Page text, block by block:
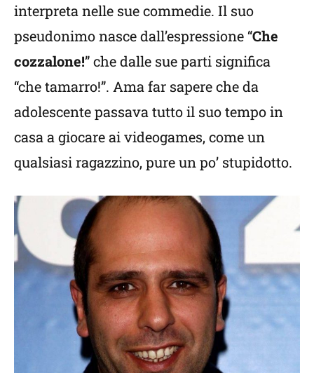
interpreta nelle sue commedie. Il suo
pseudonimo nasce dall’espressione “Che
cozzalone!” che dalle sue parti significa
“che tamarro!”. Ama far sapere che da
adolescente passava tutto il suo tempo in
casa a giocare ai videogames, come un
qualsiasi ragazzino, pure un po’ stupidotto.